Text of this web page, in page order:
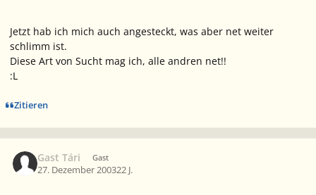
Jetzt hab ich mich auch angesteckt, was aber net weiter
schlimm ist.
Diese Art von Sucht mag ich, alle andren net!!
:L
Zitieren
Gast Tári Gast
27. Dezember 200322 J.